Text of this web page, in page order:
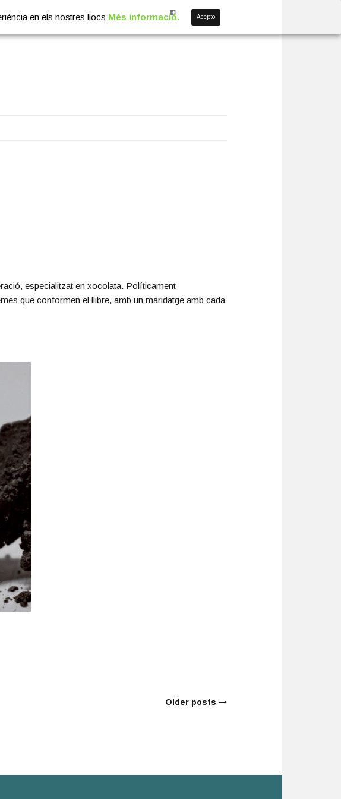
especialitzat en xocolata. Políticament
que conformen el llibre, amb un maridatge amb cada
Older posts
en els nostres llocs Més informació. Acepto